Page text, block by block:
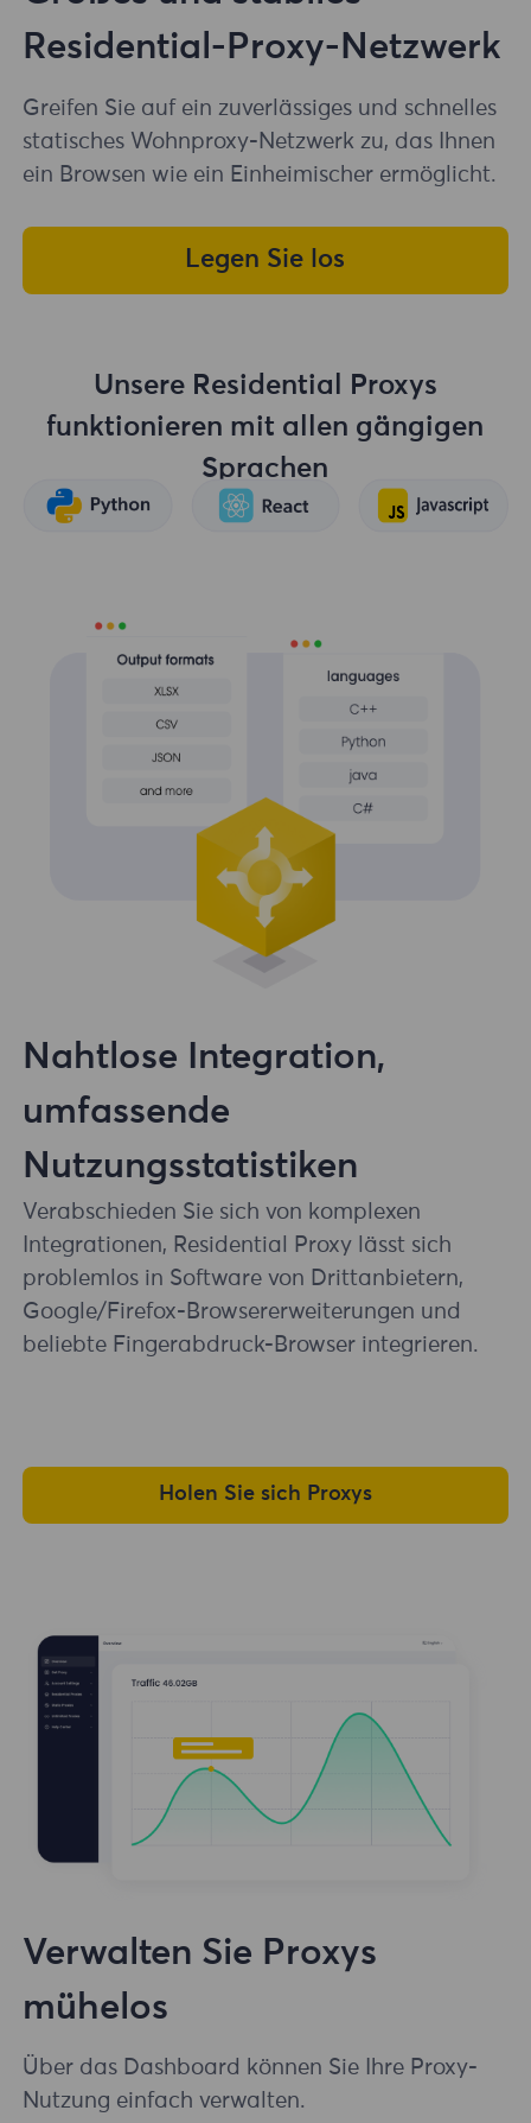
Residential-Proxy-Netzwerk
Greifen Sie auf ein zuverlässiges und schnelles
statisches Wohnproxy-Netzwerk zu, das Ihnen
ein Browsen wie ein Einheimischer ermöglicht.
Legen Sie los
Unsere Residential Proxys
funktionieren mit allen gängigen
Sprachen
Nahtlose Integration,
umfassende
Nutzungsstatistiken
Verabschieden Sie sich von komplexen
Integrationen, Residential Proxy lässt sich
problemlos in Software von Drittanbietern,
Google/Firefox-Browsererweiterungen und
beliebte Fingerabdruck-Browser integrieren.
Holen Sie sich Proxys
Verwalten Sie Proxys
mühelos
Über das Dashboard können Sie Ihre Proxy-
Nutzung einfach verwalten.